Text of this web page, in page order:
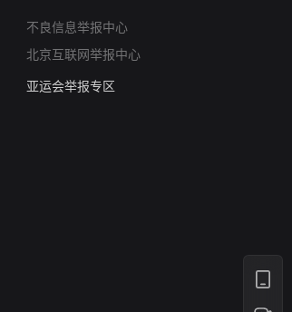
不良信息举报中心
北京互联网举报中心
算法推荐专项举报
亚运会举报专区